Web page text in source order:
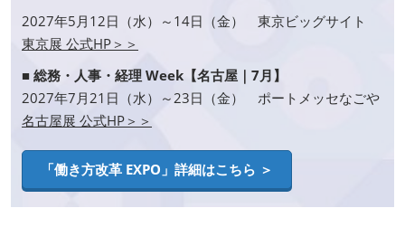
2027年5月12日（水）～14日（金） 東京ビッグサイト
東京展 公式HP＞＞
■ 総務・人事・経理 Week【名古屋｜7月】
2027年7月21日（水）～23日（金） ポートメッセなごや
名古屋展 公式HP＞＞
「働き方改革 EXPO」詳細はこちら ＞